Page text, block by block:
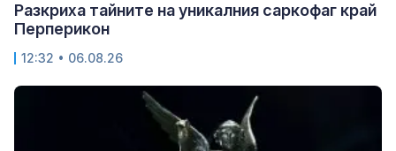
Разкриха тайните на уникалния саркофаг край
Перперикон
12:32 • 06.08.26